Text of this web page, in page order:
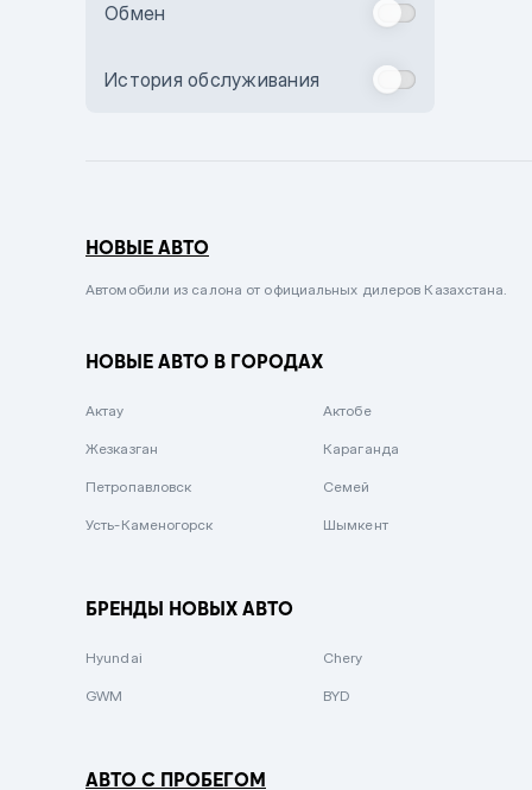
Бежевый
Комбинированный
Сиреневый металлик
Вишневый
Зеленый металлик
Обмен
История обслуживания
НОВЫЕ АВТО
Автомобили из салона от официальных дилеров Казахстана.
НОВЫЕ АВТО В ГОРОДАХ
Актау Актобе
Жезказган Караганда
Петропавловск Семей
Усть-Каменогорск Шымкент
БРЕНДЫ НОВЫХ АВТО
Hyundai Chery
GWM BYD
АВТО С ПРОБЕГОМ